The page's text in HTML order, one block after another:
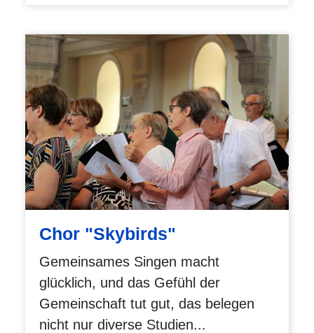
Chor "Skybirds"
Gemeinsames Singen macht
glücklich, und das Gefühl der
Gemeinschaft tut gut, das belegen
nicht nur diverse Studien...